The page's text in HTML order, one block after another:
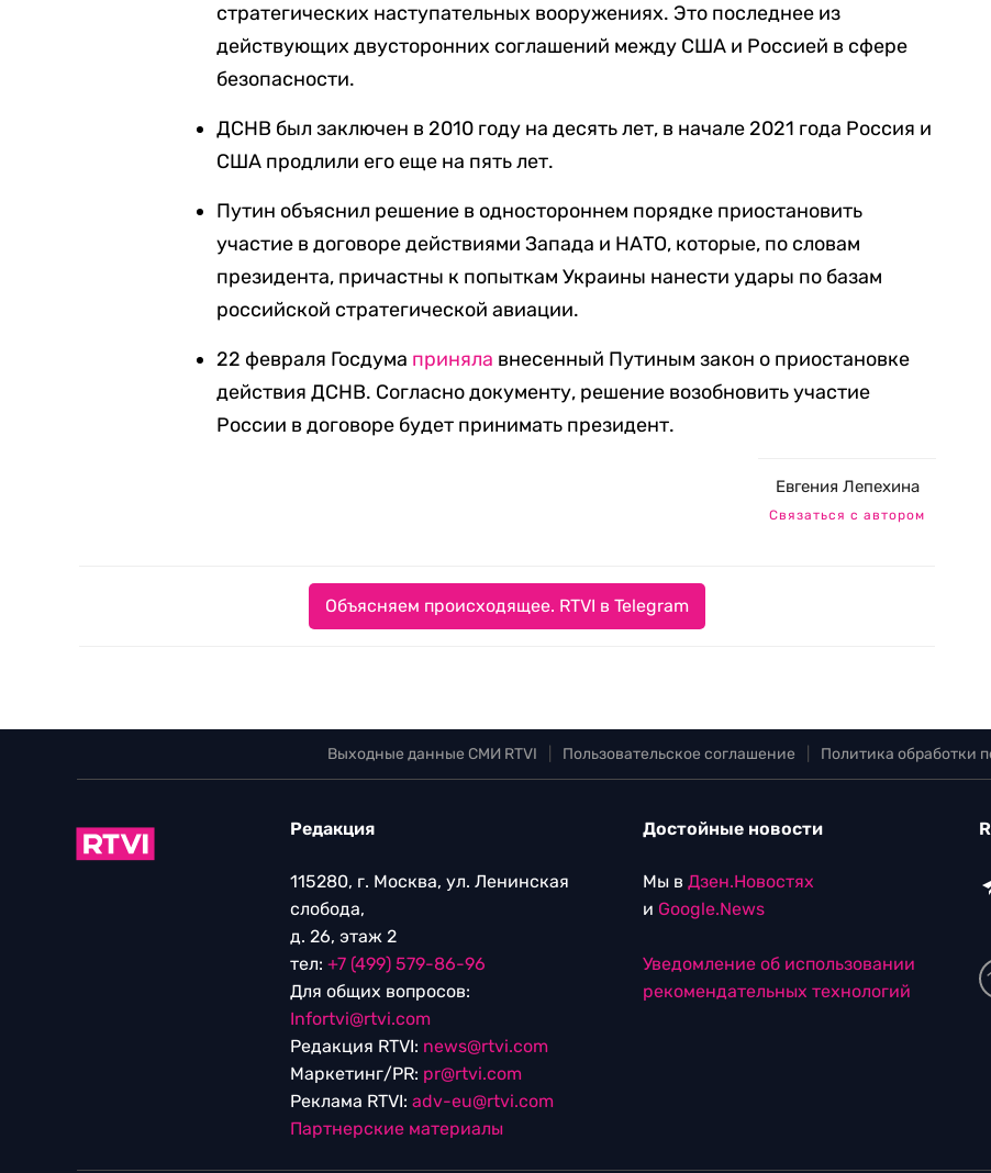
стратегических наступательных вооружениях. Это последнее из
действующих двусторонних соглашений между США и Россией в сфере
безопасности.
ДСНВ был заключен в 2010 году на десять лет, в начале 2021 года Россия и
США продлили его еще на пять лет.
Путин объяснил решение в одностороннем порядке приостановить
участие в договоре действиями Запада и НАТО, которые, по словам
президента, причастны к попыткам Украины нанести удары по базам
российской стратегической авиации.
22 февраля Госдума приняла внесенный Путиным закон о приостановке
действия ДСНВ. Согласно документу, решение возобновить участие
России в договоре будет принимать президент.
Евгения Лепехина
Связаться с автором
Объясняем происходящее. RTVI в Telegram
Выходные данные СМИ RTVI Пользовательское соглашение Политика обработки
Редакция
115280, г. Москва, ул. Ленинская
слобода,
д. 26, этаж 2
тел: +7 (499) 579-86-96
Для общих вопросов:
Infortvi@rtvi.com
Редакция RTVI: news@rtvi.com
Маркетинг/PR: pr@rtvi.com
Реклама RTVI: adv-eu@rtvi.com
Партнерские материалы
Достойные новости
Мы в Дзен.Новостях
и Google.News
Уведомление об использовании
рекомендательных технологий